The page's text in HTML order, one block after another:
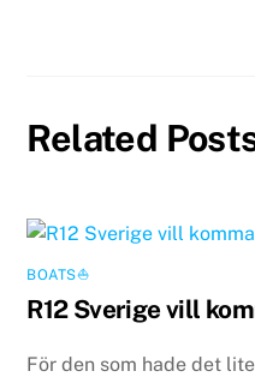
Related
BOATS⛵️
R12 Sverige vill
För den som hade det